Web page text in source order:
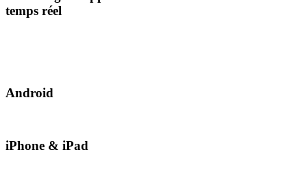
temps réel
Android
iPhone & iPad